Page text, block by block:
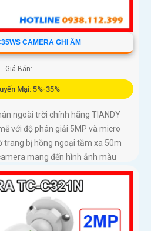
CAMERA GHI ÂM
Giá Bán:
Mại: 5%-35%
ngoài trời chính hãng TIANDY
với độ phân giải 5MP và micro
trang bị hồng ngoại tầm xa 50m
mang đến hình ảnh màu
phạm vi 15m